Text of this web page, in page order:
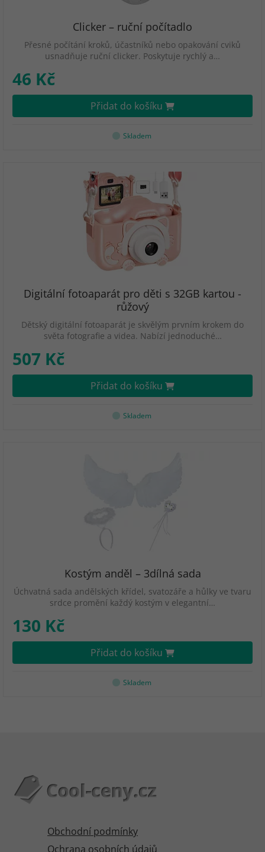
Clicker – ruční počítadlo
Přesné počítání kroků, účastníků nebo opakování cviků
usnadňuje ruční clicker. Poskytuje rychlý a…
46 Kč
Přidat do košíku
Skladem
Digitální fotoaparát pro děti s 32GB kartou -
růžový
Dětský digitální fotoaparát je skvělým prvním krokem do
světa fotografie a videa. Nabízí jednoduché…
507 Kč
Přidat do košíku
Skladem
Kostým anděl – 3dílná sada
Úchvatná sada andělských křídel, svatozáře a hůlky ve tvaru
srdce promění každý kostým v elegantní…
130 Kč
Přidat do košíku
Skladem
Obchodní podmínky
Ochrana osobních údajů